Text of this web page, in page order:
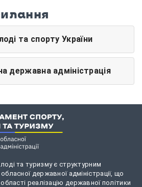
та спорту України
державна адміністрація
та туризму є структурним
державної адміністрації, що
реалізацію державної політики